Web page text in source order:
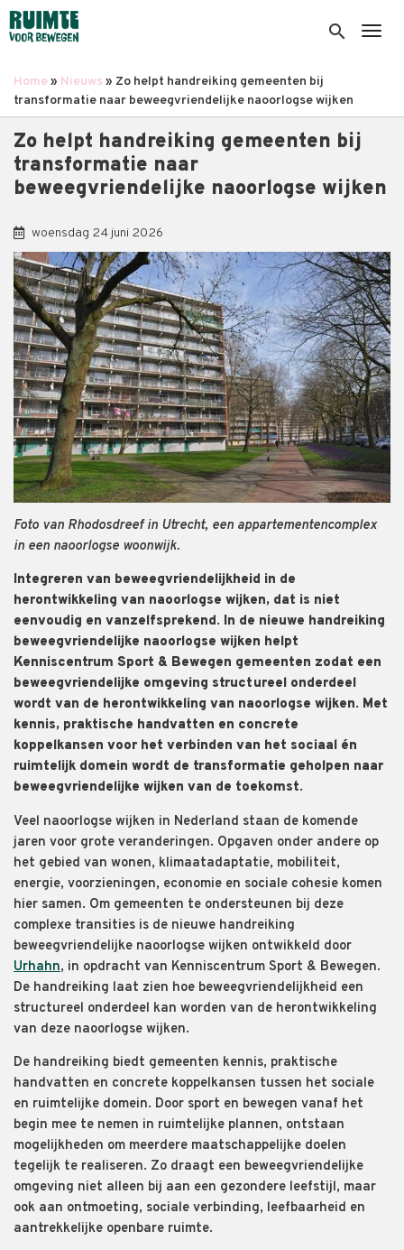
Overslaan
en
inhoud
gaan
search
Kruimelpad
Home Nieuws
Zo helpt handreiking gemeenten bij
transformatie naar beweegvriendelijke naoorlogse wijken
Zo helpt handreiking gemeenten bij
transformatie naar
beweegvriendelijke naoorlogse wijken
woensdag 24 juni 2026
Foto van Rhodosdreef in Utrecht, een appartementencomplex
in een naoorlogse woonwijk.
Integreren van beweegvriendelijkheid in de
herontwikkeling van naoorlogse wijken, dat is niet
eenvoudig en vanzelfsprekend. In de nieuwe handreiking
beweegvriendelijke naoorlogse wijken helpt
Kenniscentrum Sport & Bewegen gemeenten zodat een
beweegvriendelijke omgeving structureel onderdeel
wordt van de herontwikkeling van naoorlogse wijken. Met
kennis, praktische handvatten en concrete
koppelkansen voor het verbinden van het sociaal én
ruimtelijk domein wordt de transformatie geholpen naar
beweegvriendelijke wijken van de toekomst.
Veel naoorlogse wijken in Nederland staan de komende
jaren voor grote veranderingen. Opgaven onder andere op
het gebied van wonen, klimaatadaptatie, mobiliteit,
energie, voorzieningen, economie en sociale cohesie komen
hier samen. Om gemeenten te ondersteunen bij deze
complexe transities is de nieuwe handreiking
beweegvriendelijke naoorlogse wijken ontwikkeld door
Urhahn, in opdracht van Kenniscentrum Sport & Bewegen.
De handreiking laat zien hoe beweegvriendelijkheid een
structureel onderdeel kan worden van de herontwikkeling
van deze naoorlogse wijken.
De handreiking biedt gemeenten kennis, praktische
handvatten en concrete koppelkansen tussen het sociale
en ruimtelijke domein. Door sport en bewegen vanaf het
begin mee te nemen in ruimtelijke plannen, ontstaan
mogelijkheden om meerdere maatschappelijke doelen
tegelijk te realiseren. Zo draagt een beweegvriendelijke
omgeving niet alleen bij aan een gezondere leefstijl, maar
ook aan ontmoeting, sociale verbinding, leefbaarheid en
aantrekkelijke openbare ruimte.